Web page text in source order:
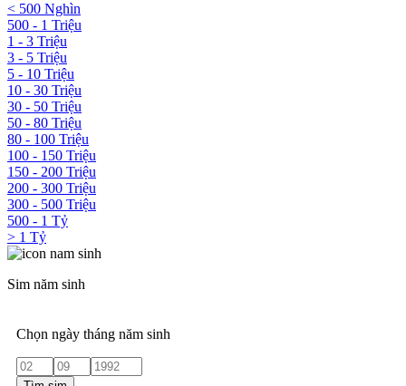
< 500 Nghìn
500 - 1 Triệu
1 - 3 Triệu
3 - 5 Triệu
5 - 10 Triệu
10 - 30 Triệu
30 - 50 Triệu
50 - 80 Triệu
80 - 100 Triệu
100 - 150 Triệu
150 - 200 Triệu
200 - 300 Triệu
300 - 500 Triệu
500 - 1 Tỷ
> 1 Tỷ
Sim năm sinh
Chọn ngày tháng năm sinh